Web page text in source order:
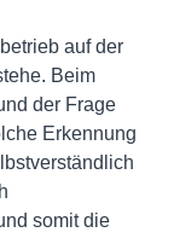
auf der
Beim
der Frage
Erkennung
somit die